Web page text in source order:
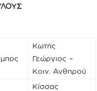
Κωτής
Γεώργιος –
Κοιν. Ανθηρού
Κίσσας